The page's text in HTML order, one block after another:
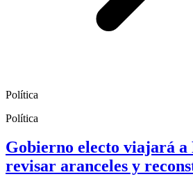
Política
Política
Gobierno electo viajará a
revisar aranceles y